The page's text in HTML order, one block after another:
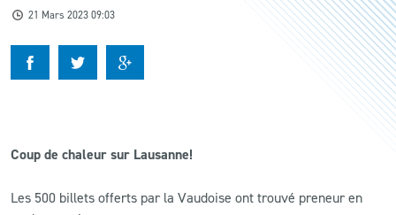
KIDS
21 Mars 2023 09:03
Coup de chaleur sur Lausanne!
Les 500 billets offerts par la Vaudoise ont trouvé preneur en